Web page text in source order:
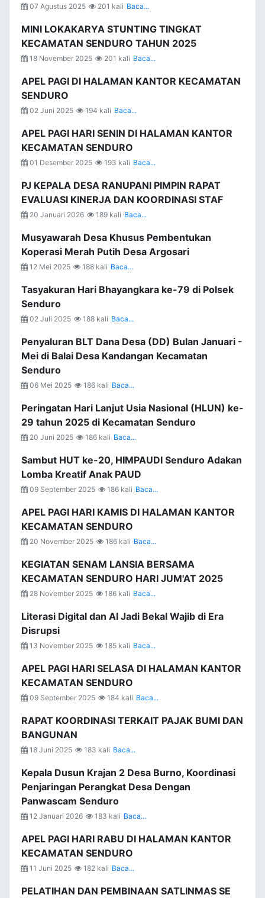
07 Agustus 2025 201 kali Baca...
MINI LOKAKARYA STUNTING TINGKAT
KECAMATAN SENDURO TAHUN 2025
18 November 2025 201 kali Baca...
APEL PAGI DI HALAMAN KANTOR KECAMATAN
SENDURO
02 Juni 2025 194 kali Baca...
APEL PAGI HARI SENIN DI HALAMAN KANTOR
KECAMATAN SENDURO
01 Desember 2025 193 kali Baca...
PJ KEPALA DESA RANUPANI PIMPIN RAPAT
EVALUASI KINERJA DAN KOORDINASI STAF
20 Januari 2026 189 kali Baca...
Musyawarah Desa Khusus Pembentukan
Koperasi Merah Putih Desa Argosari
12 Mei 2025 188 kali Baca...
Tasyakuran Hari Bhayangkara ke-79 di Polsek
Senduro
02 Juli 2025 188 kali Baca...
Penyaluran BLT Dana Desa (DD) Bulan Januari -
Mei di Balai Desa Kandangan Kecamatan
Senduro
06 Mei 2025 186 kali Baca...
Peringatan Hari Lanjut Usia Nasional (HLUN) ke-
29 tahun 2025 di Kecamatan Senduro
20 Juni 2025 186 kali Baca...
Sambut HUT ke-20, HIMPAUDI Senduro Adakan
Lomba Kreatif Anak PAUD
09 September 2025 186 kali Baca...
APEL PAGI HARI KAMIS DI HALAMAN KANTOR
KECAMATAN SENDURO
20 November 2025 186 kali Baca...
KEGIATAN SENAM LANSIA BERSAMA
KECAMATAN SENDURO HARI JUM'AT 2025
28 November 2025 186 kali Baca...
Literasi Digital dan AI Jadi Bekal Wajib di Era
Disrupsi
13 November 2025 185 kali Baca...
APEL PAGI HARI SELASA DI HALAMAN KANTOR
KECAMATAN SENDURO
09 September 2025 184 kali Baca...
RAPAT KOORDINASI TERKAIT PAJAK BUMI DAN
BANGUNAN
18 Juni 2025 183 kali Baca...
Kepala Dusun Krajan 2 Desa Burno, Koordinasi
Penjaringan Perangkat Desa Dengan
Panwascam Senduro
12 Januari 2026 183 kali Baca...
APEL PAGI HARI RABU DI HALAMAN KANTOR
KECAMATAN SENDURO
11 Juni 2025 182 kali Baca...
PELATIHAN DAN PEMBINAAN SATLINMAS SE